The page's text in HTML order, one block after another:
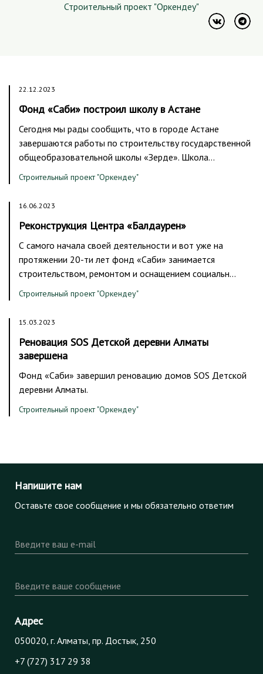
Строительный проект "Оркендеу"
22.12.2023
Фонд «Саби» построил школу в Астане
Сегодня мы рады сообщить, что в городе Астане
завершаются работы по строительству государственной
общеобразовательной школы «Зерде». Школа…
Строительный проект "Оркендеу"
16.06.2023
Реконструкция Центра «Балдаурен»
С самого начала своей деятельности и вот уже на
протяжении 20-ти лет фонд «Саби» занимается
строительством, ремонтом и оснащением социальн…
Строительный проект "Оркендеу"
15.03.2023
Реновация SOS Детской деревни Алматы
завершена
Фонд «Саби» завершил реновацию домов SOS Детской
деревни Алматы.
Строительный проект "Оркендеу"
Напишите нам
Оставьте свое сообщение и мы обязательно ответим
Введите ваш e-mail
Введите ваше сообщение
Адрес
050020, г. Алматы, пр. Достык, 250
+7 (727) 317 29 38